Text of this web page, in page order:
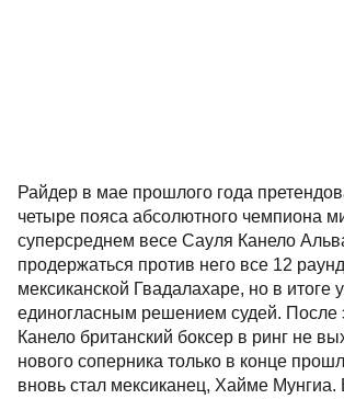
Райдер в мае прошлого года
четыре пояса абсолютного чемпиона
суперсреднем весе Сауля Канело
продержаться против него все 12
мексиканской Гвадалахаре, но в итоге
единогласным решением судей. После
Канело британский боксер в ринг не
нового соперника только в конце
вновь стал мексиканец, Хайме Мунгиа.